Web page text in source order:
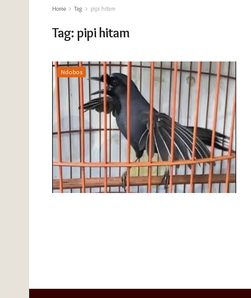
Home Tag pipi hitam
Tag: pipi hitam
Ndobos